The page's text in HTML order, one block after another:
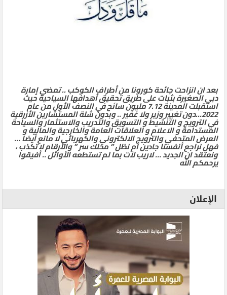
بعد ان انزاحت جائحة كورونا من أطراف الكوكب .. تمضي إمارة
دبي الصغيرة بثبات على طريق تحقيق أهدافها السياحية حيث
استقبلت المدينة 7.12 مليون سائح في النصف الأول من عام
2022…دون تغيير وزير ولا غفير .. وبدون شلة المستشارين الأزرقية
في الترويج و التنشيط و التسويق والتدريب والاستثمار والسياحة
المستدامة و الاعلام و العلاقات العامة والخارجية والمالية و
العرض المتحفي والترويج الالكتروني والكهربائي لا مانع أيضا …
فهل نراجع أنفسنا جادين أم نظل ” محلك سر ” والأرقام لا تكذب ،
ونعتقد ان الجديد … لاريب لآت بما لم تستطعه الأوائل .. أفيقوا
يرحمكم الله
الإعلان